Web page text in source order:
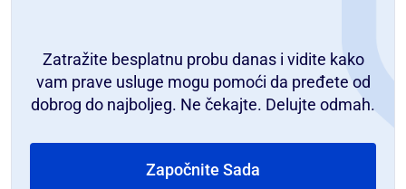
Zatražite besplatnu probu danas i vidite kako
vam prave usluge mogu pomoći da pređete od
dobrog do najboljeg. Ne čekajte. Delujte odmah.
Započnite Sada